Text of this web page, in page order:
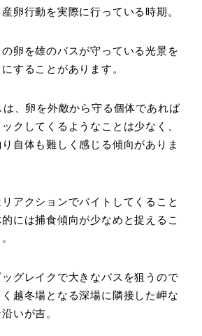
卵行動を実際に行っている時期。
卵を雄のバスが守っている光景を
することがあります。
、卵を外敵から守る個体であれば
クしてくるようなことは少なく、
自体も難しく感じる傾向がありま
アクションでバイトしてくること
には捕食傾向が少なめと捉えるこ
グレイクで大きなバスを狙うので
越冬場となる深場に隣接した岬な
いが吉。